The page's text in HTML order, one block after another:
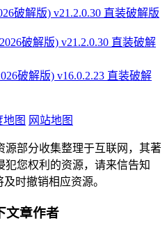
破解版) v21.2.0.30 直装破解版
破解版) v21.2.0.30 直装破解
破解版) v16.0.2.23 直装破解
地图 网站地图
源部分收集整理于互联网，其著
您权利的资源，请来信告知
及时撤销相应资源。
文章作者